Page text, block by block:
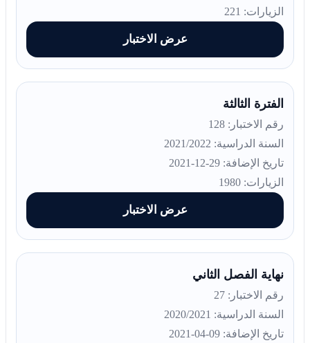
الزيارات: 221
عرض الاختبار
الفترة الثالثة
رقم الاختبار: 128
السنة الدراسية: 2021/2022
تاريخ الإضافة: 29-12-2021
الزيارات: 1980
عرض الاختبار
نهاية الفصل الثاني
رقم الاختبار: 27
السنة الدراسية: 2020/2021
تاريخ الإضافة: 09-04-2021